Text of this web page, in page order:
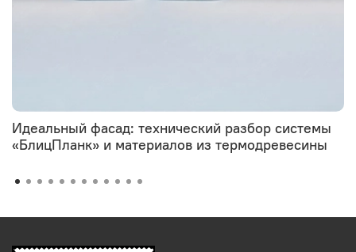
Идеальный фасад: технический разбор системы
«БлицПланк» и материалов из термодревесины